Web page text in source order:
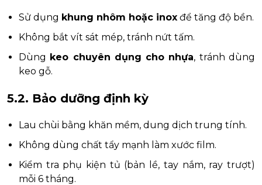
Sử dụng khung nhôm hoặc inox để tăng độ bền.
Không bắt vít sát mép, tránh nứt tấm.
Dùng keo chuyên dụng cho nhựa, tránh dùng
keo gỗ.
5.2. Bảo dưỡng định kỳ
Lau chùi bằng khăn mềm, dung dịch trung tính.
Không dùng chất tẩy mạnh làm xước film.
Kiểm tra phụ kiện tủ (bản lề, tay nắm, ray trượt)
mỗi 6 tháng.